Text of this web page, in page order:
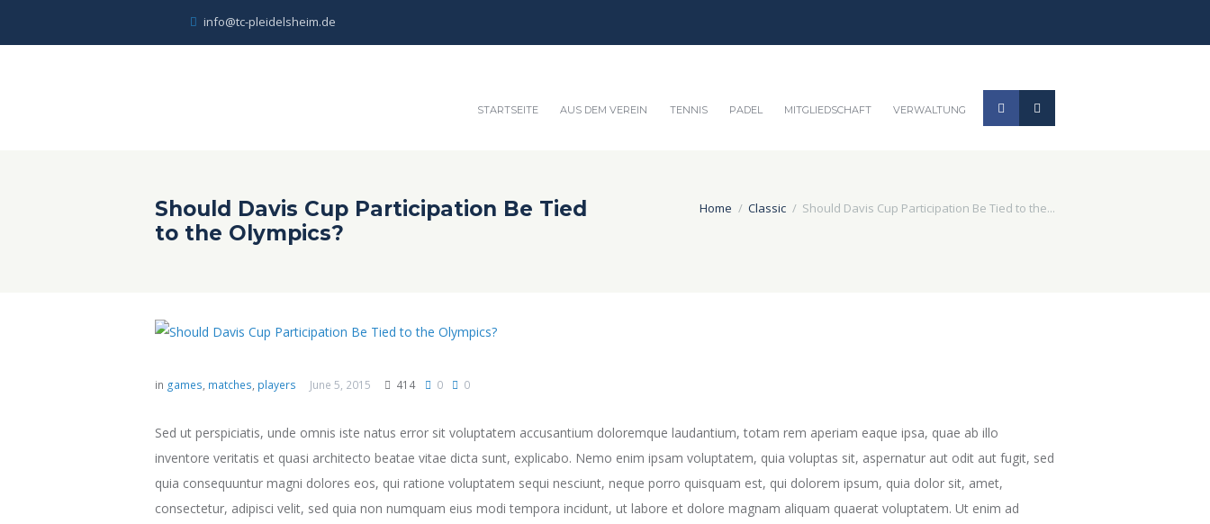
info@tc-pleidelsheim.de
STARTSEITE AUS DEM VEREIN TENNIS PADEL MITGLIEDSCHAFT VERWALTUNG
Should Davis Cup Participation Be Tied
to the Olympics?
Home Classic Should Davis Cup Participation Be Tied to the...
in games, matches, players June 5, 2015 414 0 0
Sed ut perspiciatis, unde omnis iste natus error sit voluptatem accusantium doloremque laudantium, totam rem aperiam eaque ipsa, quae ab illo
inventore veritatis et quasi architecto beatae vitae dicta sunt, explicabo. Nemo enim ipsam voluptatem, quia voluptas sit, aspernatur aut odit aut fugit, sed
quia consequuntur magni dolores eos, qui ratione voluptatem sequi nesciunt, neque porro quisquam est, qui dolorem ipsum, quia dolor sit, amet,
consectetur, adipisci velit, sed quia non numquam eius modi tempora incidunt, ut labore et dolore magnam aliquam quaerat voluptatem. Ut enim ad